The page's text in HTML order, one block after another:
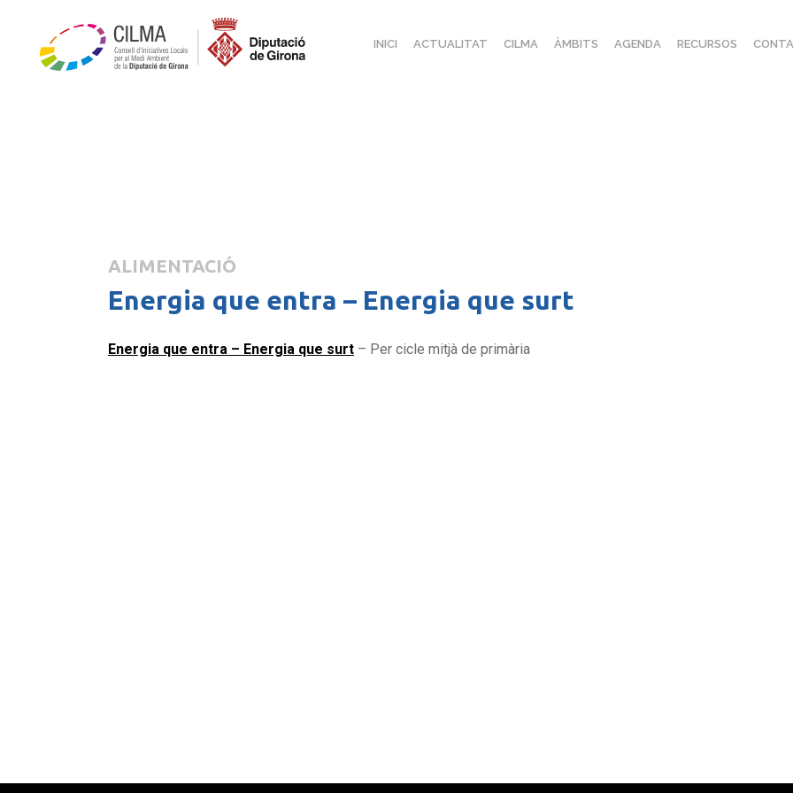
INICI ACTUALITAT CILMA ÀMBITS AGENDA RECURSOS
ALIMENTACIÓ
Energia que entra – Energia que surt
Energia que entra – Energia que surt – Per cicle mitjà de primària